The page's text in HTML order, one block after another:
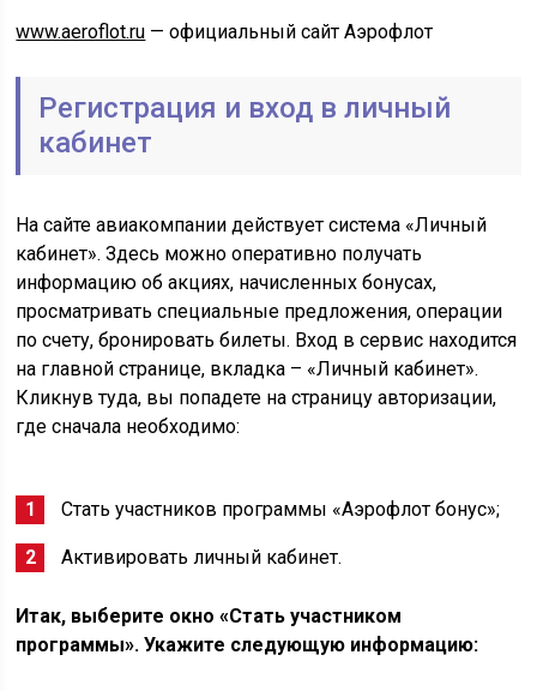
www.aeroflot.ru — официальный сайт Аэрофлот
Регистрация и вход в личный
кабинет
На сайте авиакомпании действует система «Личный
кабинет». Здесь можно оперативно получать
информацию об акциях, начисленных бонусах,
просматривать специальные предложения, операции
по счету, бронировать билеты. Вход в сервис находится
на главной странице, вкладка – «Личный кабинет».
Кликнув туда, вы попадете на страницу авторизации,
где сначала необходимо:
Стать участников программы «Аэрофлот бонус»;
Активировать личный кабинет.
Итак, выберите окно «Стать участником
программы». Укажите следующую информацию: